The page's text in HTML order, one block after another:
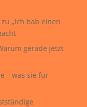
„Ich hab einen
gerade jetzt
– was sie für